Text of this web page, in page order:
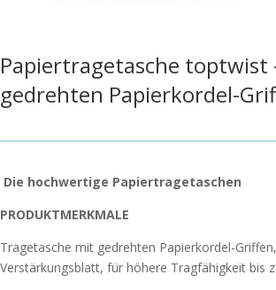
Papiertragetasche toptwist
gedrehten Papierkordel-
Die hochwertige Papiertragetaschen
PRODUKTMERKMALE
Tragetasche mit gedrehten Papierkordel-Griffen,
Verstärkungsblatt, für höhere Tragfähigkeit bis